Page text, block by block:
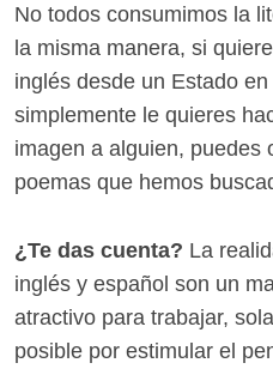
No todos consumimos la
la misma manera, si
inglés desde un Estado
simplemente le quieres
imagen a alguien, puedes
poemas que hemos
¿Te das cuenta? La
inglés y español son un
atractivo para trabajar,
posible por estimular el